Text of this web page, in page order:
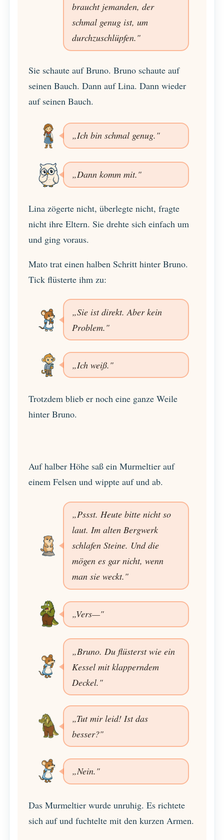
braucht jemanden, der
schmal genug ist, um
durchzuschlüpfen."
Sie schaute auf Bruno. Bruno schaute auf
seinen Bauch. Dann auf Lina. Dann wieder
auf seinen Bauch.
„Ich bin schmal genug."
„Dann komm mit."
Lina zögerte nicht, überlegte nicht, fragte
nicht ihre Eltern. Sie drehte sich einfach um
und ging voraus.
Mato trat einen halben Schritt hinter Bruno.
Tick flüsterte ihm zu:
„Sie ist direkt. Aber kein
Problem."
„Ich weiß."
Trotzdem blieb er noch eine ganze Weile
hinter Bruno.
Auf halber Höhe saß ein Murmeltier auf
einem Felsen und wippte auf und ab.
„Pssst. Heute bitte nicht so
laut. Im alten Bergwerk
schlafen Steine. Und die
mögen es gar nicht, wenn
man sie weckt."
„Vers—"
„Bruno. Du flüsterst wie ein
Kessel mit klapperndem
Deckel."
„Tut mir leid! Ist das
besser?"
„Nein."
Das Murmeltier wurde unruhig. Es richtete
sich auf und fuchtelte mit den kurzen Armen.